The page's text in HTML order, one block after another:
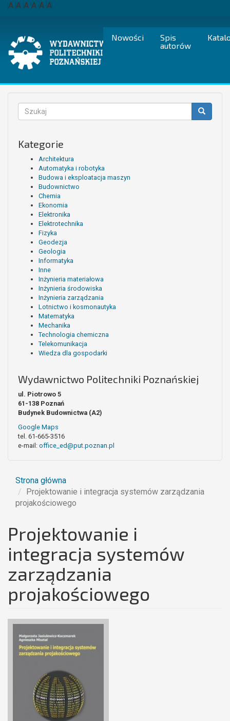
Przejdź
A A A A A A
Nowości
Spis
autorów
Formularz
wyszukiwania
Kategorie
Architektura
Automatyka i robotyka
Budowa i eksploatacja maszyn
Budownictwo
Chemia
Ekonomia
Elektronika
Elektrotechnika
Fizyka
Geodezja
Geologia
Informatyka
Inne
Inżynieria materiałowa
Inżynieria środowiska
Inżynieria zarządzania
Lotnictwo i kosmonautyka
Matematyka
Mechanika
Technologia chemiczna
Telekomunikacja
Wiedza dla gospodarki
Wydawnictwo Politechniki Poznańskiej
ul. Piotrowo 5
61-138 Poznań
Budynek Budownictwa (A2)
Google Maps
tel. 61-665-3516
e-mail: office_ed@put.poznan.pl
Strona główna
Projektowanie i integracja systemów zarządzania
projakościowego
Projektowanie i
integracja systemów
zarządzania
projakościowego